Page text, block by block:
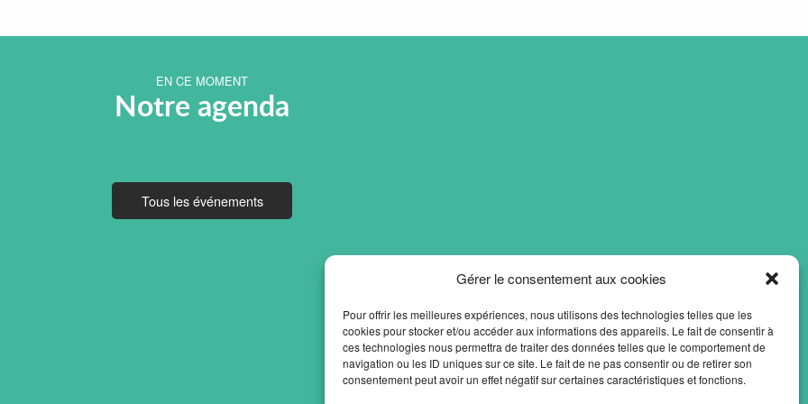
Gérer le consentement aux cookies
Pour offrir les meilleures expériences, nous utilisons des technologies telles que les
cookies pour stocker et/ou accéder aux informations des appareils. Le fait de consentir à
ces technologies nous permettra de traiter des données telles que le comportement de
navigation ou les ID uniques sur ce site. Le fait de ne pas consentir ou de retirer son
consentement peut avoir un effet négatif sur certaines caractéristiques et fonctions.
EN CE MOMENT
Notre agenda
Tous les événements